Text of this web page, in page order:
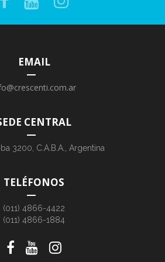
EMAIL
CENTRAL
3200, C.A.B.A., Argentina
TELÉFONOS
(011) 4866-4422
(011) 4866-1884